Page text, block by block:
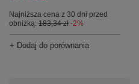
Najniższa cena z 30 dni przed
obniżką: 183,34 zł -2%
+ Dodaj do porównania